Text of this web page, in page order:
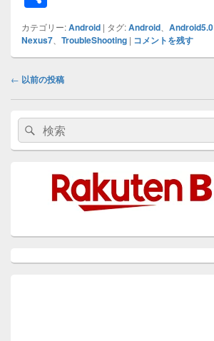
st
o
d
o
n
k
e
dI
m
bl
r
di
ff
M
P
g
e
e
n
a
c
e
b
o
有
カテゴリー:Android | タグ:Android Android5.0
Nexus7 TroubleShooting | コメントを残す
投
ビ
ゲ
ー
← 以前の投稿
メ
ン
サ
ィ
検
索:
検
索